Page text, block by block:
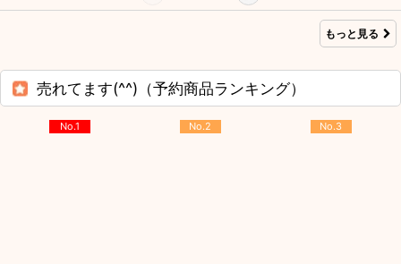
もっと見る
売れてます(^^)（予約商品ランキング）
No.1 No.2 No.3